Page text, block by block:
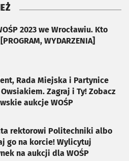
2023 we Wrocławiu. Kto
zagra? [PROGRAM, WYDARZENIA]
Rada Miejska i Partynice
Zagraj i Ty! Zobacz
aukcje WOŚP
rektorowi Politechniki albo
go na korcie! Wylicytuj
na aukcji dla WOŚP